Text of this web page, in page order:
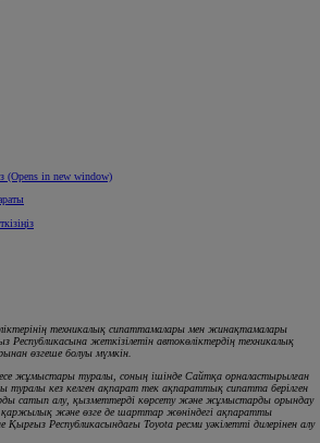
(Opens in new window)
техникалық сипаттамалары мен жинақтамалары
Республикасына жеткізілетін автокөліктердің техникалық
өзгеше болуы мүмкін.
жұмыстары туралы, соның ішінде Сайтқа орналастырылған
туралы кез келген ақпарат тек ақпараттық сипатта берілген
сатып алу, қызметтерді көрсету және жұмыстарды орындау
қаржылық және өзге де шарттар жөніндегі ақпаратты
Республикасындағы Toyota ресми уәкілетті дилерінен алу